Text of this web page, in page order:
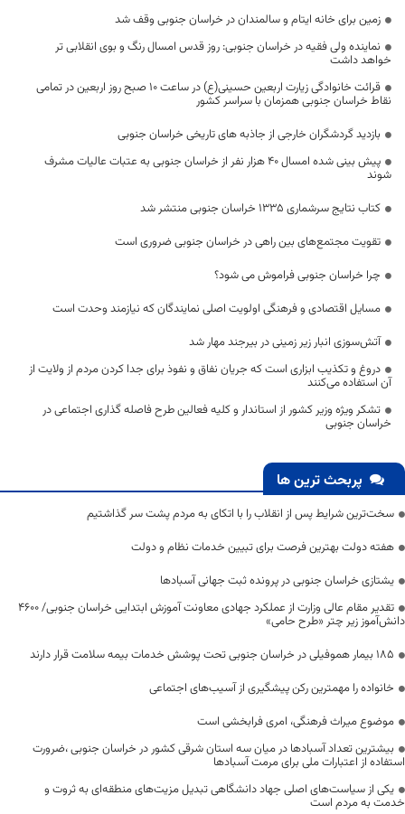
زمین برای خانه ایتام و سالمندان در خراسان جنوبی وقف شد
نماینده ولی فقیه در خراسان جنوبی: روز قدس امسال رنگ و بوی انقلابی ‌تر
خواهد داشت
قرائت خانوادگی زیارت اربعین حسینی(ع) در ساعت 10 صبح روز اربعین در تمامی
نقاط خراسان جنوبی همزمان با سراسر کشور
بازدید گردشگران خارجی از جاذبه های تاریخی خراسان جنوبی
پیش بینی شده امسال ۴۰ هزار نفر از خراسان جنوبی به عتبات عالیات مشرف
شوند
کتاب نتایج سرشماری ۱۳۳۵ خراسان جنوبی منتشر شد
تقویت مجتمع‌های بین راهی در خراسان جنوبی ضروری است
چرا خراسان جنوبی فراموش می شود؟
مسایل اقتصادی و فرهنگی اولویت اصلی نمایندگان که نیازمند وحدت است
آتش‌سوزی انبار زیر زمینی در بیرجند مهار شد
دروغ و تکذیب ابزاری است که جریان نفاق و نفوذ برای جدا کردن مردم از ولایت از
آن استفاده می‌کنند
تشکر ویژه وزیر کشور از استاندار و کلیه فعالین طرح فاصله گذاری اجتماعی در
خراسان جنوبی
پربحث ترین ها
سخت‌ترین شرایط پس از انقلاب را با اتکای به مردم پشت سر گذاشتیم
هفته دولت بهترین فرصت برای تبیین خدمات نظام و دولت
یشتازی خراسان جنوبی در پرونده ثبت جهانی آسبادها
تقدیر مقام عالی وزارت از عملکرد جهادی معاونت آموزش ابتدایی خراسان جنوبی/ ۴۶۰۰
دانش‌آموز زیر چتر «طرح حامی»
۱۸۵ بیمار هموفیلی در خراسان جنوبی تحت پوشش خدمات بیمه سلامت قرار دارند
خانواده را مهمترین رکن پیشگیری از آسیب‌های اجتماعی
موضوع میراث فرهنگی، امری فرابخشی است
بیشترین تعداد آسبادها در میان سه استان شرقی کشور در خراسان جنوبی ،ضرورت
استفاده از اعتبارات ملی برای مرمت آسبادها
یکی از سیاست‌های اصلی جهاد دانشگاهی تبدیل مزیت‌های منطقه‌ای به ثروت و
خدمت به مردم است